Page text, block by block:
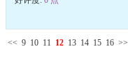
<< 9 10 11 12 13 14 15 16 >>